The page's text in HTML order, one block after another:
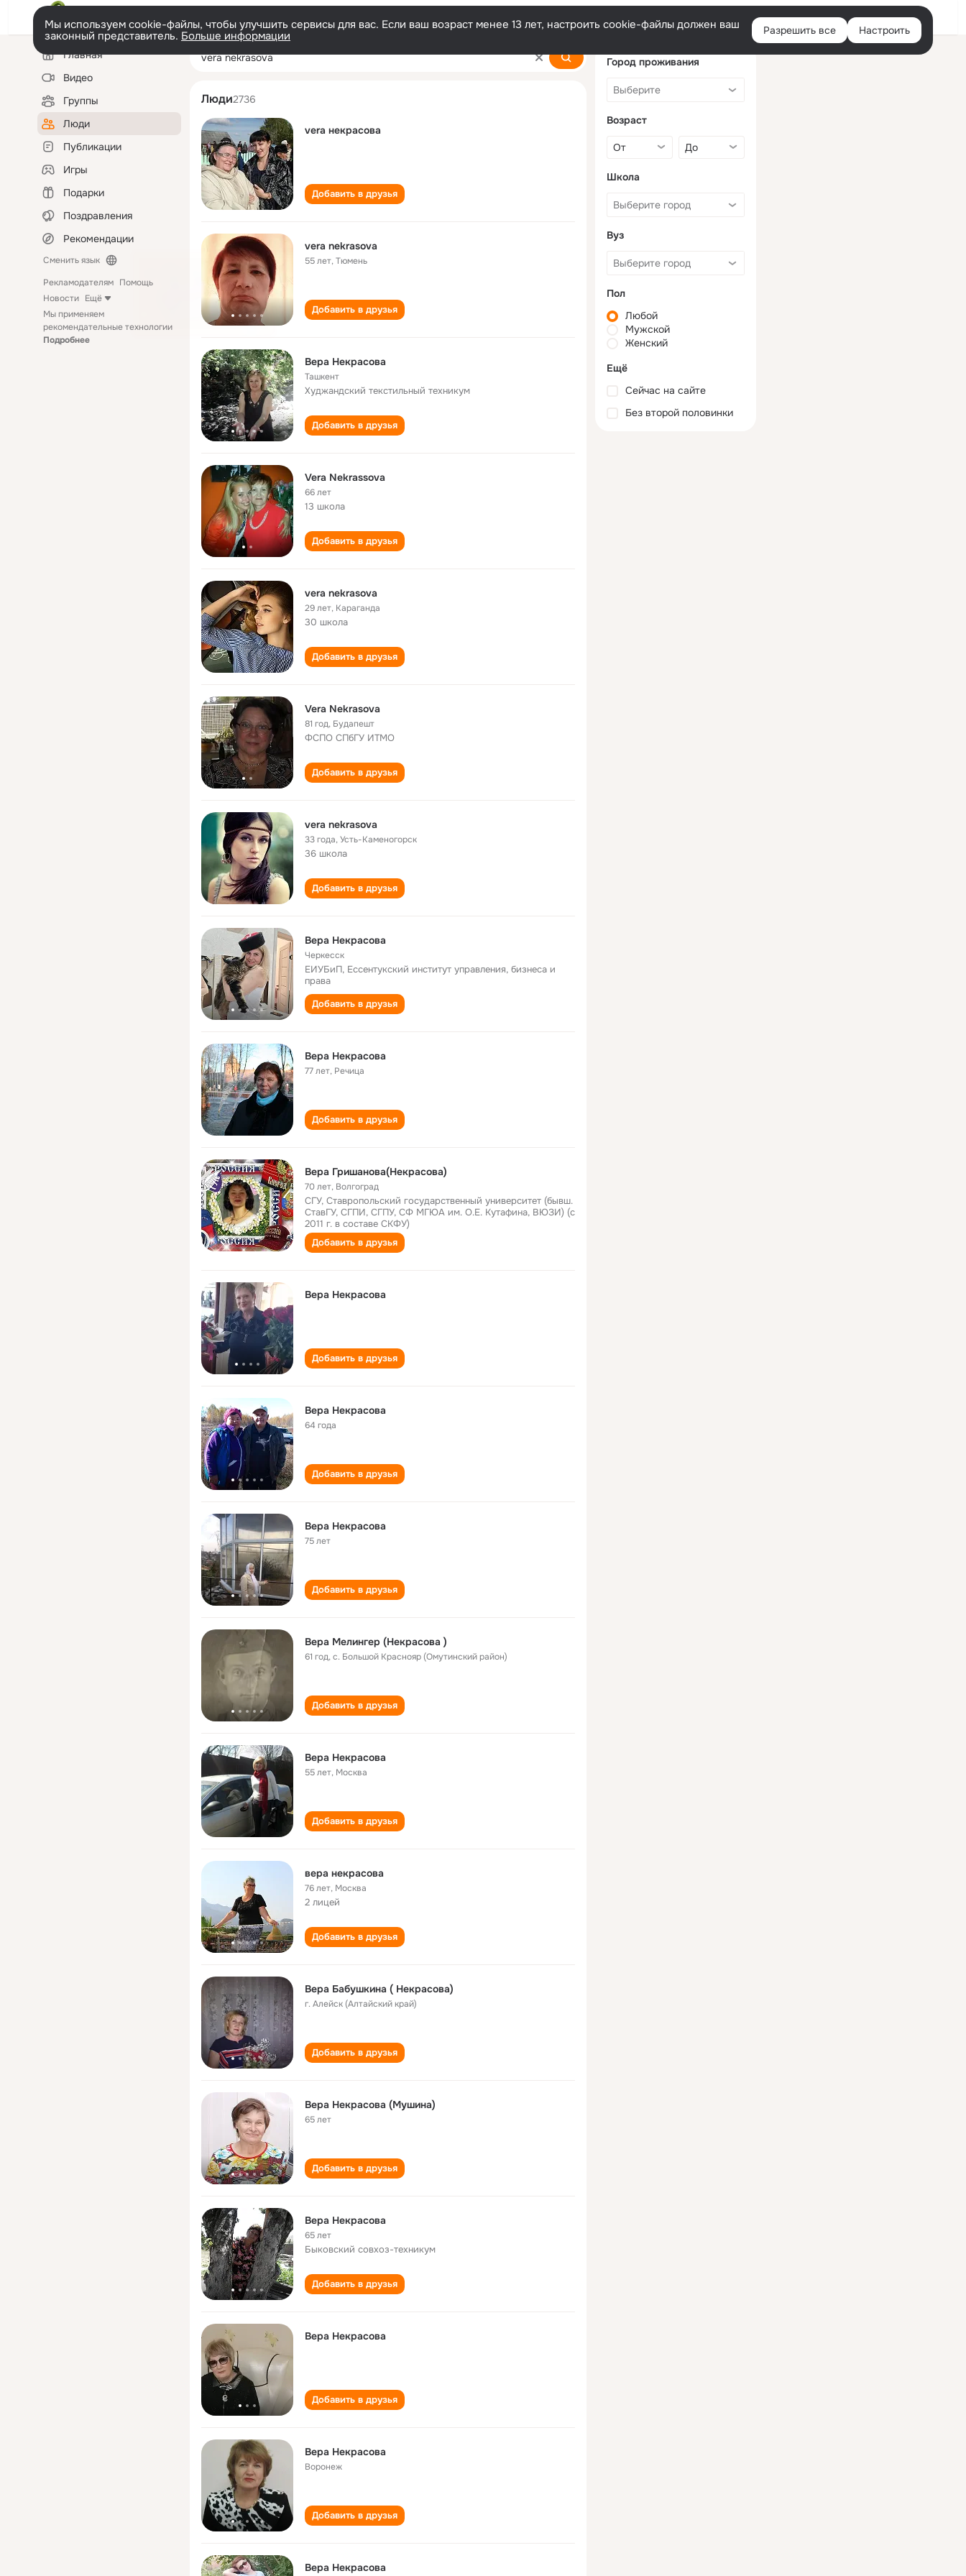
Войти
Мы используем cookie-файлы, чтобы улучшить сервисы для вас. Если ваш возраст менее 13 лет, настроить cookie-файлы должен ваш
законный представитель. Больше информации Разрешить все Настроить
Левая
колонкаГлавная
Видео
Группы
Люди
Публикации
Игры
Подарки
Поздравления
Рекомендации
Сменить язык
Рекламодателям Помощь
Новости Ещё
Мы применяем
рекомендательные технологии
Подробнее
vera nekrasova
Люди2736
vera некрасова
Добавить в друзья
vera nekrasova
55 лет,Тюмень
Добавить в друзья
Вера Некрасова
Ташкент
Худжандский текстильный техникум
Добавить в друзья
Vera Nekrassova
66 лет
13 школа
Добавить в друзья
vera nekrasova
29 лет, Караганда
30 школа
Добавить в друзья
Vera Nekrasova
81 год, Будапешт
ФСПО СПбГУ ИТМО
Добавить в друзья
vera nekrasova
33 года,Усть-Каменогорск
36 школа
Добавить в друзья
Вера Некрасова
Черкесск
ЕИУБиП, Ессентукский институт управления, бизнеса и
права
Добавить в друзья
Вера Некрасова
77 лет, Речица
Добавить в друзья
Вера Гришанова(Некрасова)
70 лет, Волгоград
СГУ, Ставропольский государственный университет (бывш.
СтавГУ, СГПИ, СГПУ, СФ МГЮА им. О.Е. Кутафина, ВЮЗИ) (с
2011 г. в составе СКФУ)
Добавить в друзья
Вера Некрасова
Добавить в друзья
Вера Некрасова
64 года
Добавить в друзья
Вера Некрасова
75 лет
Добавить в друзья
Вера Мелингер (Некрасова )
61 год,с. Большой Краснояр (Омутинский район)
Добавить в друзья
Вера Некрасова
55 лет, Москва
Добавить в друзья
вера некрасова
76 лет, Москва
2 лицей
Добавить в друзья
Вера Бабушкина ( Некрасова)
г. Алейск (Алтайский край)
Добавить в друзья
Вера Некрасова (Мушина)
65 лет
Добавить в друзья
Вера Некрасова
65 лет
Быковский совхоз-техникум
Добавить в друзья
Вера Некрасова
Добавить в друзья
Вера Некрасова
Воронеж
Добавить в друзья
Вера Некрасова
Город проживания
Возраст
Школа
Вуз
Пол
Любой
Мужской
Женский
Ещё
Сейчас на сайте
Без второй половинки